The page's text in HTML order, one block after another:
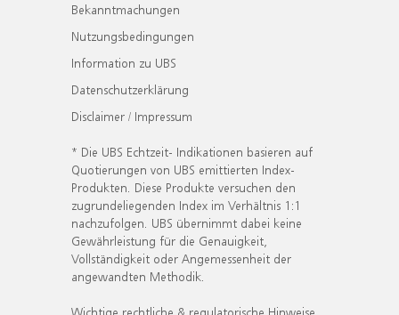
Bekanntmachungen
Nutzungsbedingungen
Information zu UBS
Datenschutzerklärung
Disclaimer / Impressum
* Die UBS Echtzeit- Indikationen basieren auf
Quotierungen von UBS emittierten Index-
Produkten. Diese Produkte versuchen den
zugrundeliegenden Index im Verhältnis 1:1
nachzufolgen. UBS übernimmt dabei keine
Gewährleistung für die Genauigkeit,
Vollständigkeit oder Angemessenheit der
angewandten Methodik.